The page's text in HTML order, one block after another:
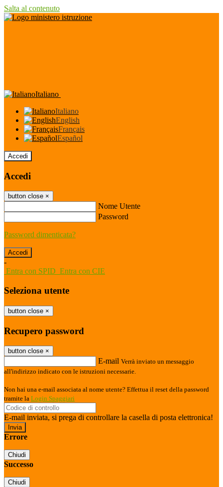
Salta al contenuto
Italiano
Italiano
English
Français
Español
Accedi
Accedi
button close ×
Nome Utente
Password
Password dimenticata?
-
Entra con SPID Entra con CIE
Seleziona utente
button close ×
Recupero password
button close ×
E-mail Verrà inviato un messaggio
all'indirizzo indicato con le istruzioni necessarie.
Non hai una e-mail associata al nome utente? Effettua il reset della password
tramite la Login Spaggiari
E-mail inviata, si prega di controllare la casella di posta elettronica!
Errore
Chiudi
Successo
Chiudi